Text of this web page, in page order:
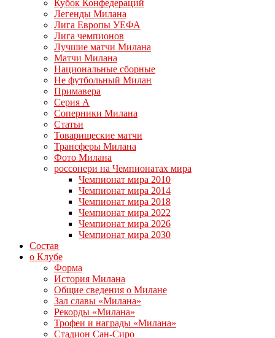
Кубок Конфедераций
Легенды Милана
Лига Европы УЕФА
Лига чемпионов
Лучшие матчи Милана
Матчи Милана
Национальные сборные
Не футбольный Милан
Примавера
Серия А
Соперники Милана
Статьи
Товарищеские матчи
Трансферы Милана
Фото Милана
россонери на Чемпионатах мира
Чемпионат мира 2010
Чемпионат мира 2014
Чемпионат мира 2018
Чемпионат мира 2022
Чемпионат мира 2026
Чемпионат мира 2030
Состав
о Клубе
Форма
История Милана
Общие сведения о Милане
Зал славы «Милана»
Рекорды «Милана»
Трофеи и награды «Милана»
Стадион Сан-Сиро